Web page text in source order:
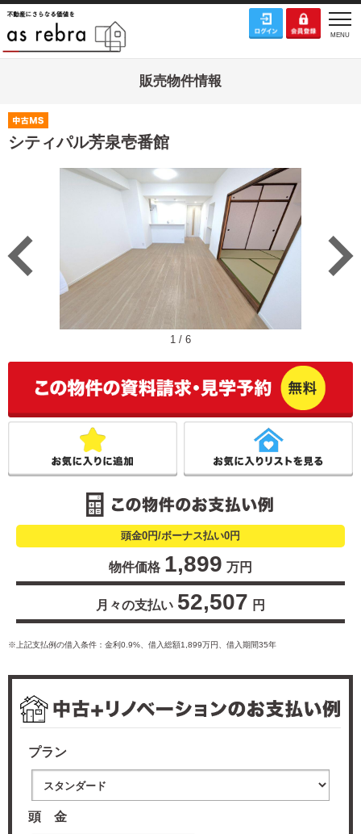
販売物件情報
シティパル芳泉壱番館
1 / 6
頭金0円/ボーナス払い0円
物件価格 1,899 万円
月々の支払い 52,507 円
※上記支払例の借入条件：金利0.9%、借入総額1,899万円、借入期間35年
プラン
頭 金